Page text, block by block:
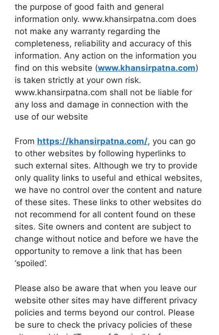
the purpose of good faith and general
information only. www.khansirpatna.com does
not make any warranty regarding the
completeness, reliability and accuracy of this
information. Any action on the information you
find on this website (www.khansirpatna.com)
is taken strictly at your own risk.
www.khansirpatna.com shall not be liable for
any loss and damage in connection with the
use of our website
From https://khansirpatna.com/, you can go
to other websites by following hyperlinks to
such external sites. Although we try to provide
only quality links to useful and ethical websites,
we have no control over the content and nature
of these sites. These links to other websites do
not recommend for all content found on these
sites. Site owners and content are subject to
change without notice and before we have the
opportunity to remove a link that has been
‘spoiled’.
Please also be aware that when you leave our
website other sites may have different privacy
policies and terms beyond our control. Please
be sure to check the privacy policies of these